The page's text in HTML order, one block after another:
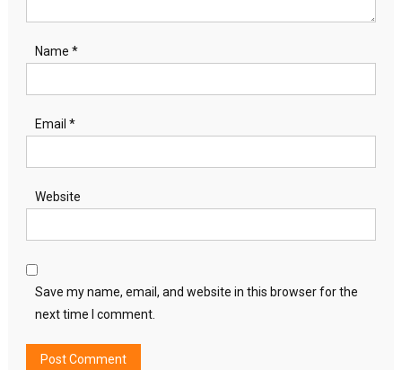
Name *
Email *
Website
Save my name, email, and website in this browser for the
next time I comment.